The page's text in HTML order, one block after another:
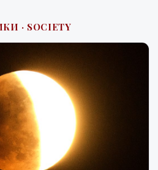
· SOCIETY